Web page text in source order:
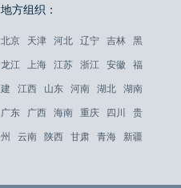
地方组织：
北京 天津 河北 辽宁 吉林 黑
龙江 上海 江苏 浙江 安徽 福
建 江西 山东 河南 湖北 湖南
广东 广西 海南 重庆 四川 贵
州 云南 陕西 甘肃 青海 新疆